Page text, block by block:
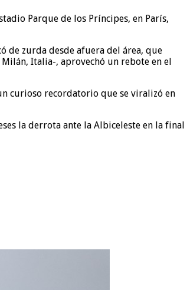
Parque de los Príncipes, en París,
de zurda desde afuera del área, que
Italia-, aprovechó un rebote en el
curioso recordatorio que se viralizó en
la derrota ante la Albiceleste en la final